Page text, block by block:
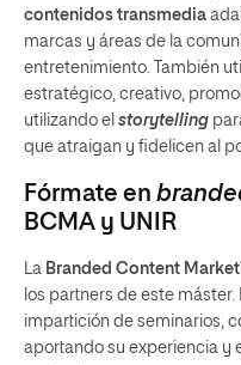
contenidos transmedia
marcas y áreas de la
entretenimiento. También
estratégico, creativo,
utilizando el storytelling
que atraigan y fidelicen al
Fórmate en
BCMA y UNIR
La Branded Content
los partners de este
impartición de seminarios,
aportando su experiencia y